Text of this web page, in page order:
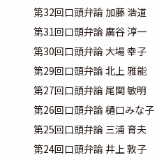
第32回口頭弁論 加藤 浩道
第31回口頭弁論 廣谷 淳一
第30回口頭弁論 大場 幸子
第29回口頭弁論 北上 雅能
第27回口頭弁論 尾関 敏明
第26回口頭弁論 樋口みな子
第25回口頭弁論 三浦 育夫
第24回口頭弁論 井上 敦子